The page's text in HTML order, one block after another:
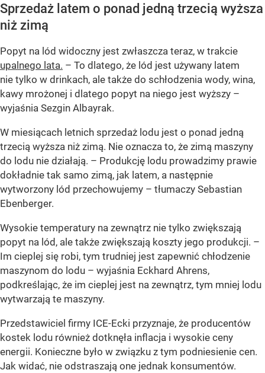
Sprzedaż latem o ponad jedną trzecią wyższa
niż zimą
Popyt na lód widoczny jest zwłaszcza teraz, w trakcie
upalnego lata. – To dlatego, że lód jest używany latem
nie tylko w drinkach, ale także do schłodzenia wody, wina,
kawy mrożonej i dlatego popyt na niego jest wyższy –
wyjaśnia Sezgin Albayrak.
W miesiącach letnich sprzedaż lodu jest o ponad jedną
trzecią wyższa niż zimą. Nie oznacza to, że zimą maszyny
do lodu nie działają. – Produkcję lodu prowadzimy prawie
dokładnie tak samo zimą, jak latem, a następnie
wytworzony lód przechowujemy – tłumaczy Sebastian
Ebenberger.
Wysokie temperatury na zewnątrz nie tylko zwiększają
popyt na lód, ale także zwiększają koszty jego produkcji. –
Im cieplej się robi, tym trudniej jest zapewnić chłodzenie
maszynom do lodu – wyjaśnia Eckhard Ahrens,
podkreślając, że im cieplej jest na zewnątrz, tym mniej lodu
wytwarzają te maszyny.
Przedstawiciel firmy ICE-Ecki przyznaje, że producentów
kostek lodu również dotknęła inflacja i wysokie ceny
energii. Konieczne było w związku z tym podniesienie cen.
Jak widać, nie odstraszają one jednak konsumentów.